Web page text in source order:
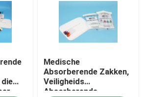
stootkussens
Dozen
Medische
Absorberende Zakken,
Veiligheids
Absorberende